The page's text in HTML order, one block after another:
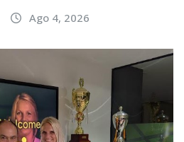
Ago 4, 2026